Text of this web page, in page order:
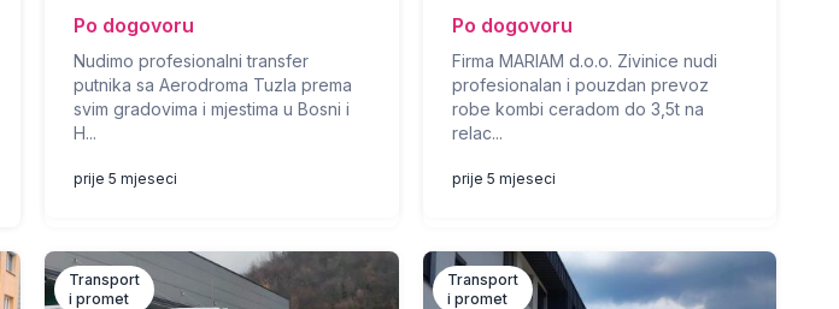
Po dogovoru
Nudimo profesionalni transfer
putnika sa Aerodroma Tuzla prema
svim gradovima i mjestima u Bosni i
H...
prije 5 mjeseci
Po dogovoru
Firma MARIAM d.o.o. Zivinice nudi
profesionalan i pouzdan prevoz
robe kombi ceradom do 3,5t na
relac...
prije 5 mjeseci
Transport
i promet
Transport
i promet